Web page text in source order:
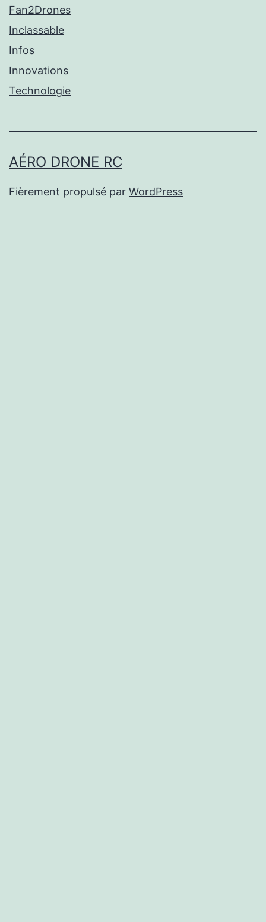
Fan2Drones
Inclassable
Infos
Innovations
Technologie
AÉRO DRONE RC
Fièrement propulsé par WordPress